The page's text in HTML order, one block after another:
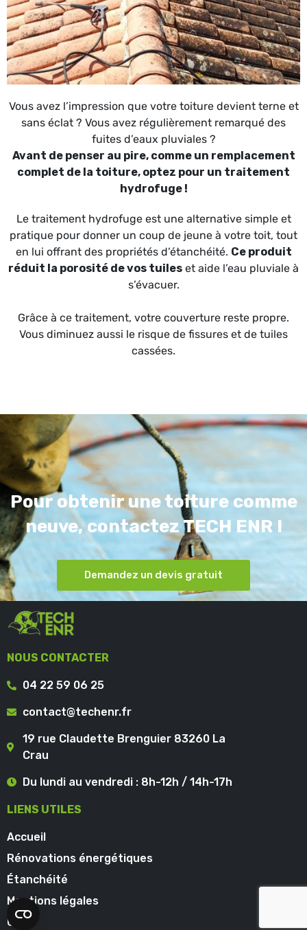
Vous avez l’impression que votre toiture devient terne et
sans éclat ? Vous avez régulièrement remarqué des
fuites d’eaux pluviales ?
Avant de penser au pire, comme un remplacement
complet de la toiture, optez pour un traitement
hydrofuge !
Le traitement hydrofuge est une alternative simple et
pratique pour donner un coup de jeune à votre toit, tout
en lui offrant des propriétés d’étanchéité. Ce produit
réduit la porosité de vos tuiles et aide l’eau pluviale à
s’évacuer.
Grâce à ce traitement, votre couverture reste propre.
Vous diminuez aussi le risque de fissures et de tuiles
cassées.
Pour obtenir une toiture comme
neuve, contactez TECH ENR !
Demandez un devis gratuit
NOUS CONTACTER
04 22 59 06 25
contact@techenr.fr
19 rue Claudette Brenguier 83260 La
Crau
Du lundi au vendredi : 8h-12h / 14h-17h
LIENS UTILES
Accueil
Rénovations énergétiques
Étanchéité
Mentions légales
CGV